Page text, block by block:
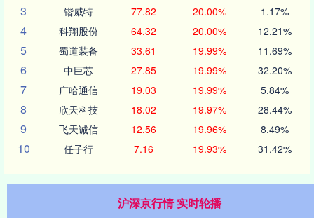
3 锴威特 77.82 20.00% 1.17%
4 科翔股份 64.32 20.00% 12.21%
5 蜀道装备 33.61 19.99% 11.69%
6 中巨芯 27.85 19.99% 32.20%
7 广哈通信 19.03 19.99% 5.84%
8 欣天科技 18.02 19.97% 28.44%
9 飞天诚信 12.56 19.96% 8.49%
10 任子行 7.16 19.93% 31.42%
沪深京行情 实时轮播